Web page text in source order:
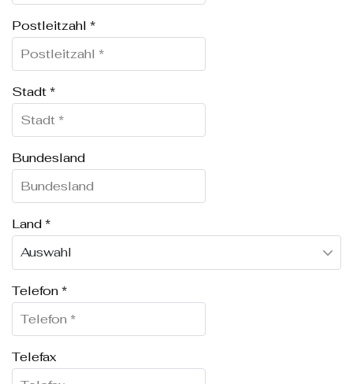
Postleitzahl *
Stadt *
Bundesland
Land *
Telefon *
Telefax